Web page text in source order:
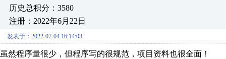
历史总积分：3580
注册：2022年6月22日
发表于：2022-07-04 16:14:03
虽然程序量很少，但程序写的很规范，项目资料也很全面！